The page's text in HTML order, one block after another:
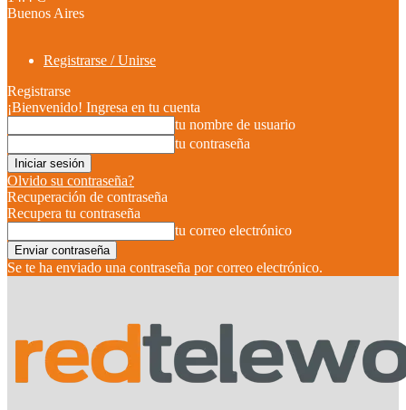
Buenos Aires
Registrarse / Unirse
Registrarse
¡Bienvenido! Ingresa en tu cuenta
tu nombre de usuario
tu contraseña
Olvido su contraseña?
Recuperación de contraseña
Recupera tu contraseña
tu correo electrónico
Se te ha enviado una contraseña por correo electrónico.